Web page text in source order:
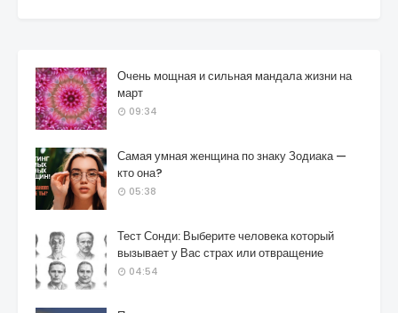
Очень мощная и сильная мандала жизни на
март
09:34
Самая умная женщина по знаку Зодиака —
кто она?
05:38
Тест Сонди: Выберите человека который
вызывает у Вас страх или отвращение
04:54